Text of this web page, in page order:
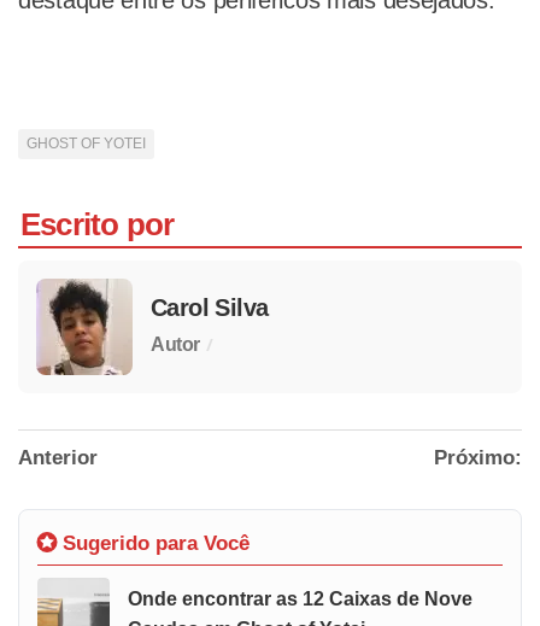
GHOST OF YOTEI
Escrito por
Carol Silva
Autor /
Anterior Próximo:
Sugerido para Você
Onde encontrar as 12 Caixas de Nove